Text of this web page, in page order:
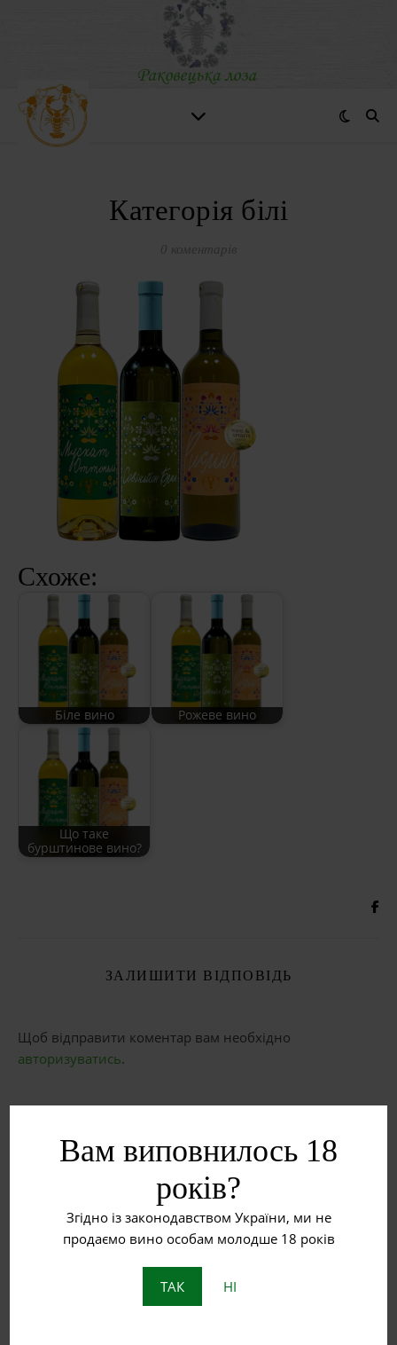
Вам виповнилось 18
років?
Згідно із законодавством України, ми не
продаємо вино особам молодше 18 років
ТАК НІ
Категорія білі
0 коментарів
Схоже:
Біле вино Рожеве вино
Що таке
бурштинове вино?
ЗАЛИШИТИ ВІДПОВІДЬ
Щоб відправити коментар вам необхідно
авторизуватись.
НЕДАВНІ ЗАПИСИ
Рожеве вино